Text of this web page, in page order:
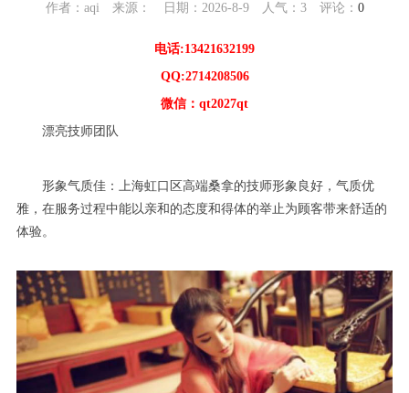
作者：aqi 来源： 日期：2026-8-9 人气： 3评论： 0
电话:13421632199
QQ:2714208506
微信：qt2027qt
漂亮技师团队
形象气质佳：上海虹口区高端桑拿的技师形象良好，气质优
雅，在服务过程中能以亲和的态度和得体的举止为顾客带来舒适的
体验。